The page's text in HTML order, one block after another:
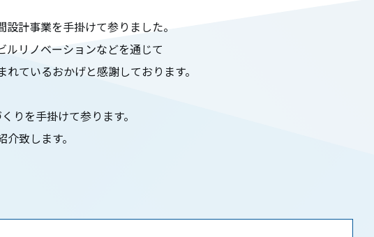
計事業を手掛けて参りました。
リノベーションなどを通じて
ているおかげと感謝しております。
りを手掛けて参ります。
致します。